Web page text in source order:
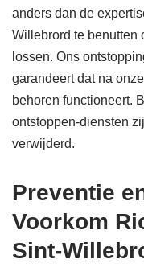
anders dan de
Willebrord te benutten
lossen. Ons
garandeert dat na
behoren functioneert.
ontstoppen-diensten
verwijderd.
Preventie
Voorkom
Sint-